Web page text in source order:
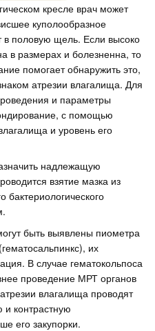
кресле врач может
куполообразное
в половую щель. Если высоко
в размерах и болезненна, то
помогает обнаружить это,
атрезии влагалища. Для
и параметры
с помощью
и уровень его
надлежащую
взятие мазка из
бактериологического
быть выявлены пиометра
их
В случае гематокольпоса
проведение МРТ органов
влагалища проводят
и контрастную
его закупорки.